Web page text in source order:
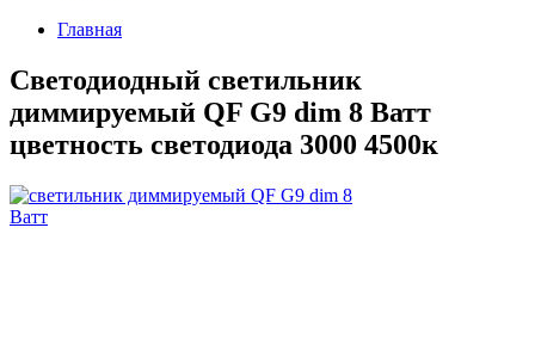
Главная
Светодиодный светильник
диммируемый QF G9 dim 8 Ватт
цветность светодиода 3000 4500к